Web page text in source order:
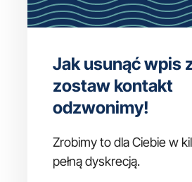
Jak usunąć wpis
zostaw kontakt
odzwonimy!
Zrobimy to dla Ciebie w
pełną dyskrecją.